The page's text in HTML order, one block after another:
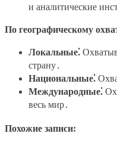
и аналитические
По географическому
Локальные⁚
страну․
Национальные⁚
Международные⁚
весь мир․
Похожие записи: